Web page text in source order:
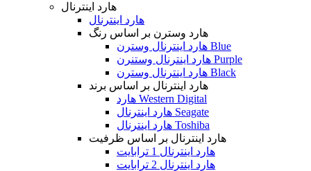
هارد اینترنال
هارد اینترنال
هارد وسترن بر اساس رنگ
هارد اینترنال وسترن Blue
هارد اینترنال وستنرن Purple
هارد اینترنال وسترن Black
هارد اینترنال بر اساس برند
هارد Western Digital
هارد اینترنال Seagate
هارد اینترنال Toshiba
هارد اینترنال بر اساس ظرفیت
هارد اینترنال 1 ترابایت
هارد اینترنال 2 ترابایت